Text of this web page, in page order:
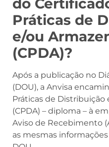
Práticas de
e/ou
(CPDA)?
Após a publicação no
(DOU), a Anvisa
Práticas de Distribuição
(CPDA) – diploma – à
Aviso de Recebimento
as mesmas